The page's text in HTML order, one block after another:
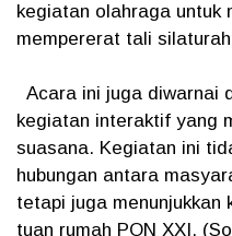
kegiatan olahraga untuk
mempererat tali
Acara ini juga diwarnai
kegiatan interaktif yang
suasana. Kegiatan ini
hubungan antara
tetapi juga menunjukkan
tuan rumah PON XXI.